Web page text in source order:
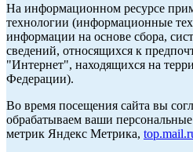
На информационном ресурсе
технологии (информационные
информации на основе сбора,
сведений, относящихся к
"Интернет", находящихся на
Федерации).
Во время посещения сайта вы
обрабатываем ваши
метрик Яндекс Метрика,